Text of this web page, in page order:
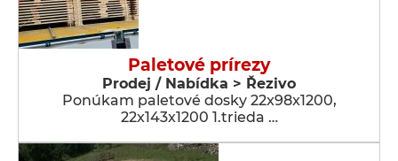
Paletové prírezy
Prodej / Nabídka > Řezivo
Ponúkam paletové dosky 22x98x1200,
22x143x1200 1.trieda …